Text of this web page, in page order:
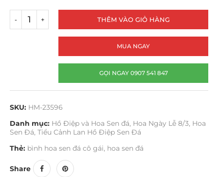
THÊM VÀO GIỎ HÀNG
MUA NGAY
GỌI NGAY 0907 541 847
SKU: HM-23596
Danh mục: Hồ Điệp và Hoa Sen đá, Hoa Ngày Lễ 8/3, Hoa
Sen Đá, Tiểu Cảnh Lan Hồ Điệp Sen Đá
Thẻ: bình hoa sen đá cô gái, hoa sen đá
Share